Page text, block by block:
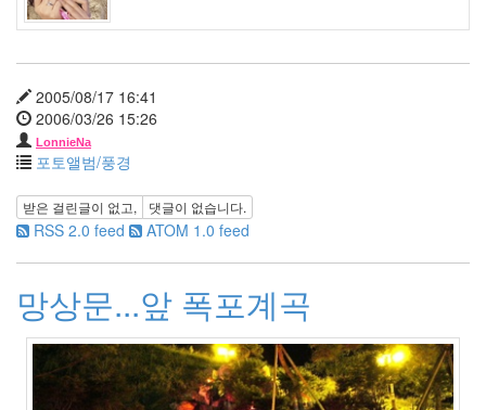
2005/08/17 16:41
2006/03/26 15:26
LonnieNa
포토앨범/풍경
받은 걸린글이 없고, 댓글이 없습니다.
RSS 2.0 feed ATOM 1.0 feed
망상문...앞 폭포계곡
월
2011
년
7
월
5
년
8
월
1
년
9
월
1